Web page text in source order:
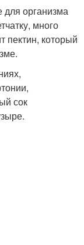
организма
много
пектин, который
сок